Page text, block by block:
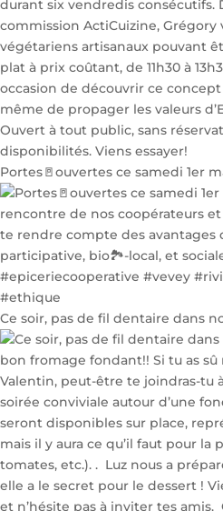
Portes🚪ouvertes ce samedi 1er
Ce soir, pas de fil dentaire dans